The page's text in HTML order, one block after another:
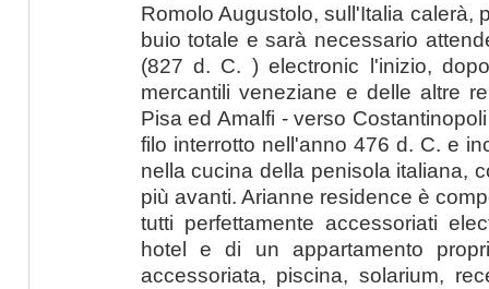
Romolo Augustolo, sull'Italia calerà,
buio totale e sarà necessario
(827 d. C. ) electronic l'inizio,
mercantili veneziane e delle altre
Pisa ed Amalfi - verso
filo interrotto nell'anno 476 d. C. e
nella cucina della penisola italiana,
più avanti. Arianne residence è
tutti perfettamente accessoriati
hotel e di un appartamento
accessoriata, piscina, solarium,